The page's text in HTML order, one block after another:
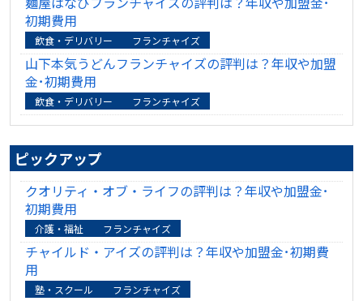
初期費用
飲食・デリバリー フランチャイズ
山下本気うどんフランチャイズの評判は？年収や加盟
金･初期費用
飲食・デリバリー フランチャイズ
ピックアップ
クオリティ・オブ・ライフの評判は？年収や加盟金･
初期費用
介護・福祉 フランチャイズ
チャイルド・アイズの評判は？年収や加盟金･初期費
用
塾・スクール フランチャイズ